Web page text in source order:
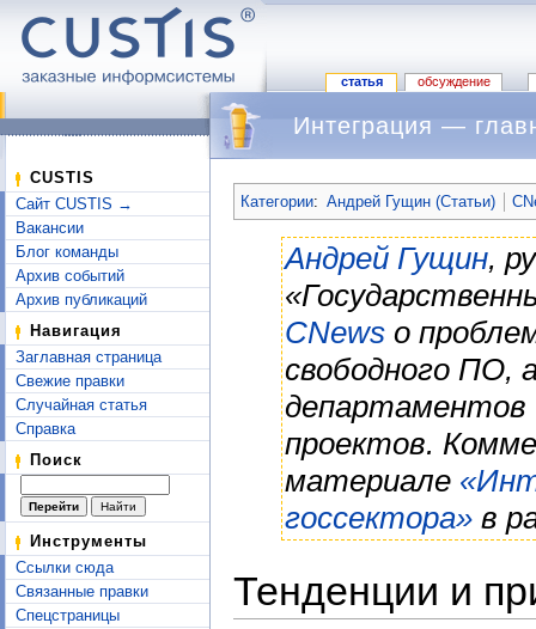
статья обсуждение
CUSTIS
Сайт CUSTIS →
Вакансии
Блог команды
Архив событий
Архив публикаций
Навигация
Заглавная страница
Свежие правки
Случайная статья
Справка
Поиск
Инструменты
Ссылки сюда
Связанные правки
Спецстраницы
Интеграция —
Категории: Андрей Гущин (Статьи)
Андрей Гущин,
CNews о
свободного ПО,
департаментов
проектов.
материале
госсектора» в
Тенденции и